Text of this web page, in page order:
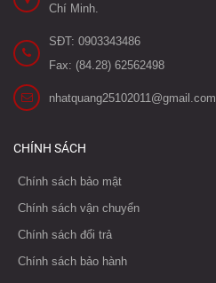
Chí Minh.
SĐT: 0903343486
Fax: (84.28) 62562498
nhatquang25102011@gmail.com
CHÍNH SÁCH
Chính sách bảo mật
Chính sách vận chuyển
Chính sách đổi trả
Chính sách bảo hành